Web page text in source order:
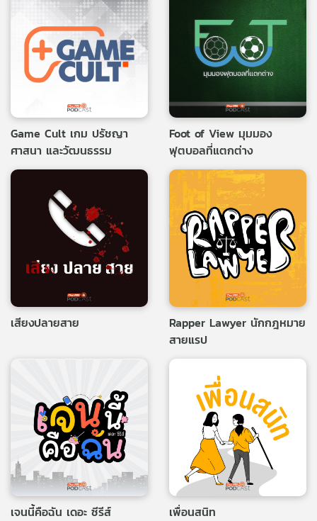
Game Cult เกม ปรัชญา
ศาสนา และวัฒนธรรม
Foot of View มุมมอง
ฟุตบอลที่แตกต่าง
เสียงปลายสาย
Rapper Lawyer นักกฎหมาย
สายแรป
เจนนี้คือฉัน เดอะ ซีรีส์ เพื่อนสนิท